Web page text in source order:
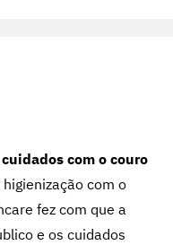
com o couro
com o
fez com que a
e os cuidados